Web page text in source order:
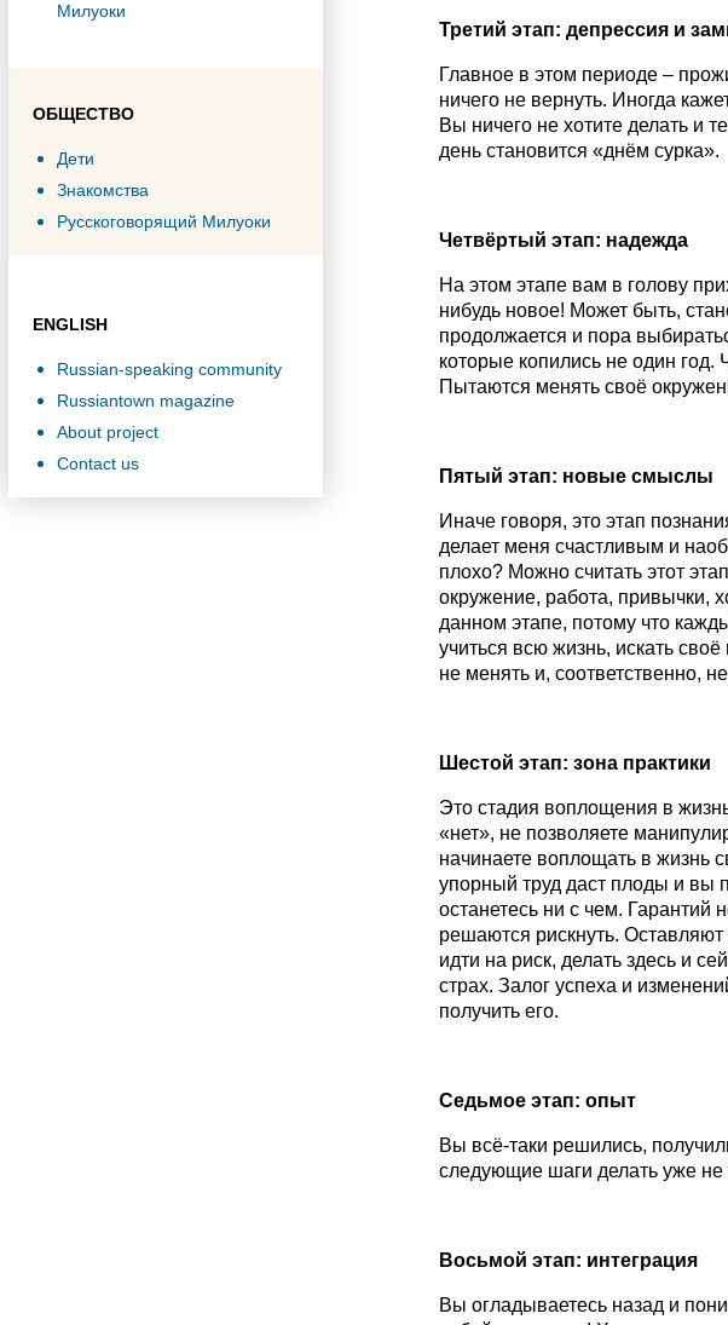
Милуоки
ОБЩЕСТВО
Дети
Знакомства
Русскоговорящий Милуоки
ENGLISH
Russian-speaking community
Russiantown magazine
About project
Contact us
Третий этап: депрессия и
Главное в этом периоде –
ничего не вернуть. Иногда
Вы ничего не хотите делать и
день становится «днём сурка».
Четвёртый этап: надежда
На этом этапе вам в голову
нибудь новое! Может быть,
продолжается и пора
которые копились не один год.
Пытаются менять своё
Пятый этап: новые смыслы
Иначе говоря, это этап
делает меня счастливым и
плохо? Можно считать этот
окружение, работа, привычки,
данном этапе, потому что
учиться всю жизнь, искать
не менять и, соответственно,
Шестой этап: зона практики
Это стадия воплощения в
«нет», не позволяете
начинаете воплощать в жизнь
упорный труд даст плоды и вы
останетесь ни с чем. Гарантий
решаются рискнуть.
идти на риск, делать здесь и
страх. Залог успеха и
получить его.
Седьмое этап: опыт
Вы всё-таки решились,
следующие шаги делать уже
Восьмой этап: интеграция
Вы огладываетесь назад и